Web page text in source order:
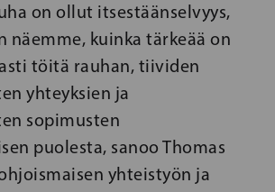
on ollut itsestäänselvyys,
näemme, kuinka tärkeää on
töitä rauhan, tiividen
yhteyksien ja
sopimusten
puolesta, sanoo Thomas
yhteistyön ja